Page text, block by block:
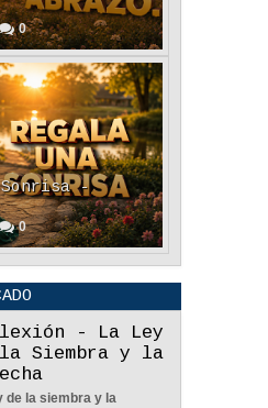
Un Abrazo. -
0
Sonrisa -
0
- La Ley
Siembra y la